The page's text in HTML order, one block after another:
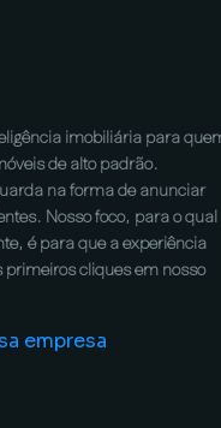
imobiliária para
de alto padrão.
na forma de anunciar
Nosso foco, para o qual
é para que a experiência
primeiros cliques em nosso
empresa